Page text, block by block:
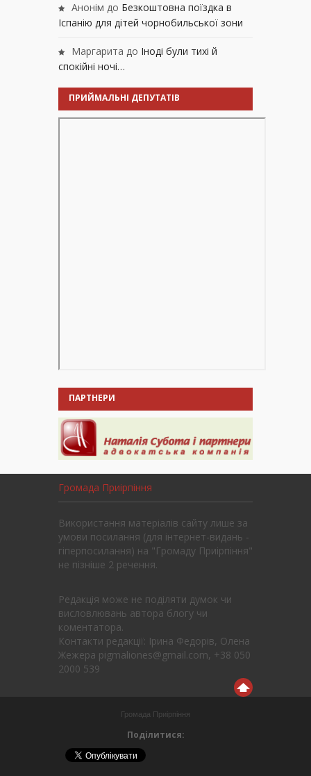
Анонім до Безкоштовна поїздка в
Іспанію для дітей чорнобильської зони
Маргарита до Іноді були тихі й
спокійні ночі…
ПРИЙМАЛЬНІ ДЕПУТАТІВ
ПАРТНЕРИ
Громада Приірпіння
Використання матеріалів сайту лише за
умови посилання (для інтернет-видань -
гіперпосилання) на "Громаду Приірпіння"
не пізніше 2 речення.
Редакція може не поділяти думок чи
висловлювань автора блогу чи
коментатора.
Контакти редакції: Ірина Федорів, Олена
Жежера pigmaliones@gmail.com, +38 050
2000 539
Громада Приірпіння
Поділитися: